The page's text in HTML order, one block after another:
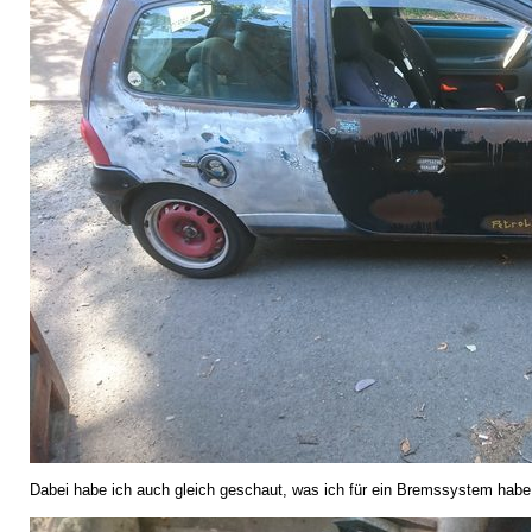
Dabei habe ich auch gleich geschaut, was ich für ein Bremssystem